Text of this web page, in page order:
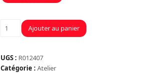
quantité
DYNAMOMÉTRIQUE
1/2'
Ajouter au panier
UGS : R012407
Catégorie : Atelier